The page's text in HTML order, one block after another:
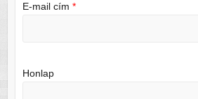
E-mail cím *
Honlap